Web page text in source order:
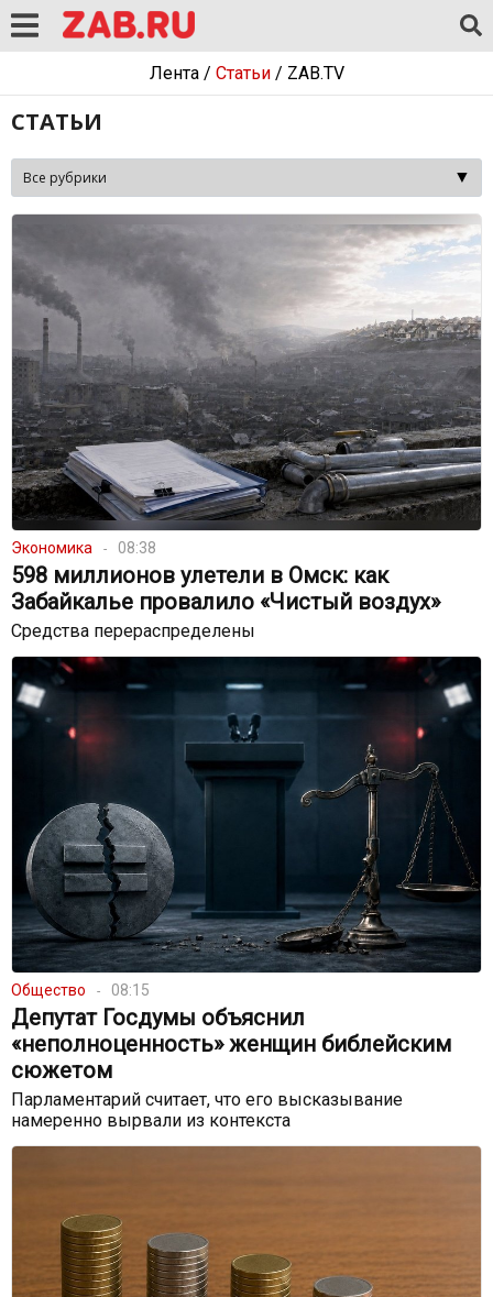
Лента/ Статьи/ ZAB.TV
СТАТЬИ
Экономика 08:38
598 миллионов улетели в Омск: как
Забайкалье провалило «Чистый воздух»
Средства перераспределены
Общество 08:15
Депутат Госдумы объяснил
«неполноценность» женщин библейским
сюжетом
Парламентарий считает, что его высказывание
намеренно вырвали из контекста